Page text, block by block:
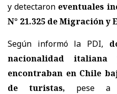
y detectaron eventuales
N° 21.325 de Migración
Según informó la PDI,
nacionalidad
encontraban en Chile
de turistas, pese